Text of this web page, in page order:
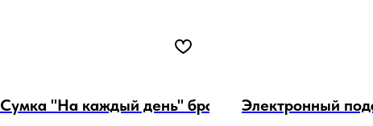
Сумка "На каждый день" брауни Электронный